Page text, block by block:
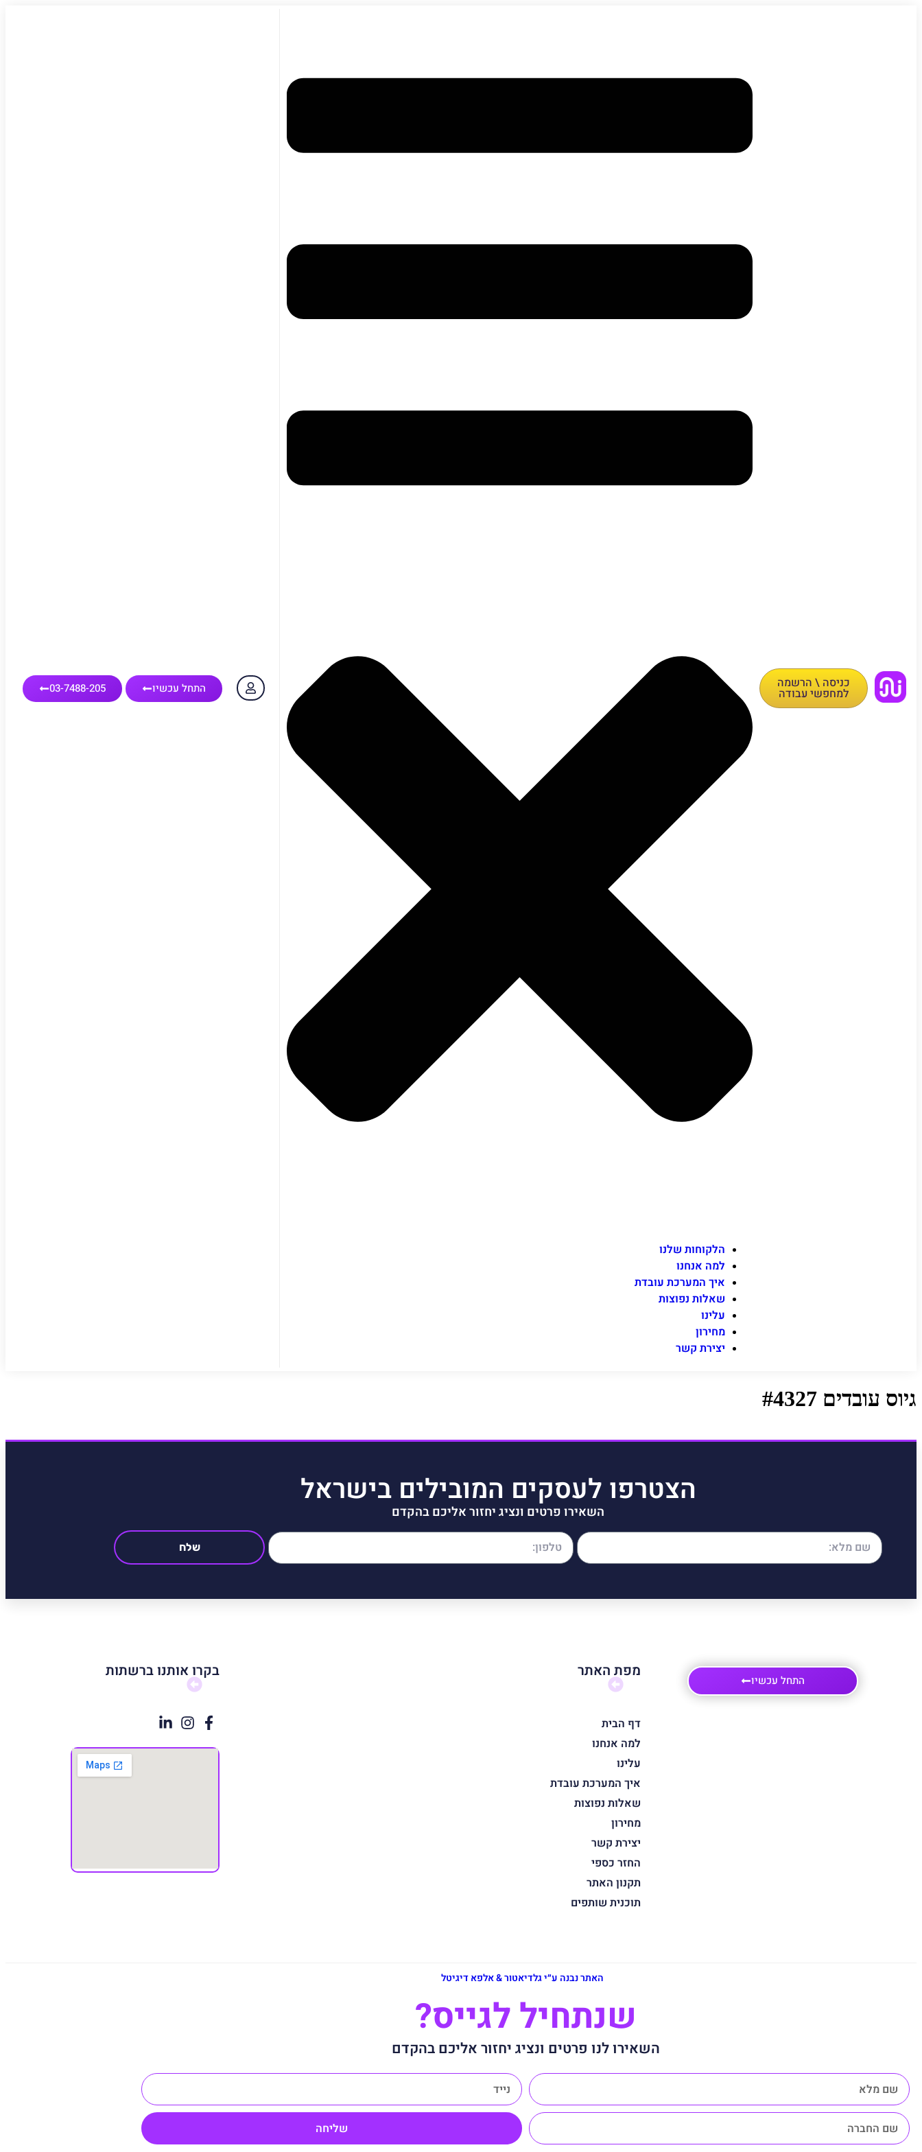
כניסה \ הרשמה
למחפשי עבודה
הלקוחות שלנו
למה אנחנו
איך המערכת עובדת
שאלות נפוצות
עלינו
מחירון
יצירת קשר
התחל עכשיו 03-7488-205
גיוס עובדים #4327
הצטרפו לעסקים המובילים בישראל
השאירו פרטים ונציג יחזור אליכם בהקדם
שלח
התחל עכשיו מפת האתר
דף הבית
למה אנחנו
עלינו
איך המערכת עובדת
שאלות נפוצות
מחירון
יצירת קשר
החזר כספי
תקנון האתר
תוכנית שותפים
בקרו אותנו ברשתות
האתר נבנה ע״י גלדיאטור & אלפא דיגיטל
שנתחיל לגייס?
השאירו לנו פרטים ונציג יחזור אליכם בהקדם
שליחה